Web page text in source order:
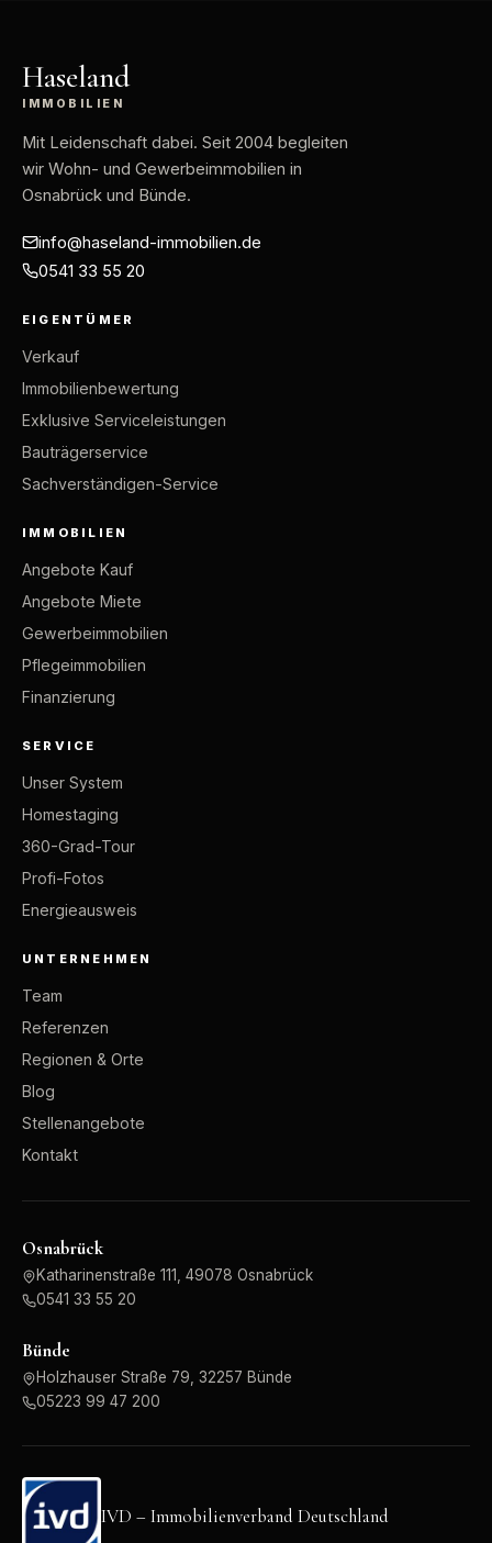
Haseland
IMMOBILIEN
Mit Leidenschaft dabei. Seit 2004 begleiten
wir Wohn- und Gewerbeimmobilien in
Osnabrück und Bünde.
info@haseland-immobilien.de
0541 33 55 20
EIGENTÜMER
Verkauf
Immobilienbewertung
Exklusive Serviceleistungen
Bauträgerservice
Sachverständigen-Service
IMMOBILIEN
Angebote Kauf
Angebote Miete
Gewerbeimmobilien
Pflegeimmobilien
Finanzierung
SERVICE
Unser System
Homestaging
360-Grad-Tour
Profi-Fotos
Energieausweis
UNTERNEHMEN
Team
Referenzen
Regionen & Orte
Blog
Stellenangebote
Kontakt
Osnabrück
Katharinenstraße 111, 49078 Osnabrück
0541 33 55 20
Bünde
Holzhauser Straße 79, 32257 Bünde
05223 99 47 200
IVD – Immobilienverband Deutschland